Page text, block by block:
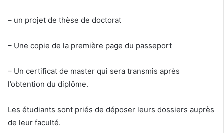
– un projet de thèse de doctorat
– Une copie de la première page du passeport
– Un certificat de master qui sera transmis après
l’obtention du diplôme.
Les étudiants sont priés de déposer leurs dossiers auprès
de leur faculté.